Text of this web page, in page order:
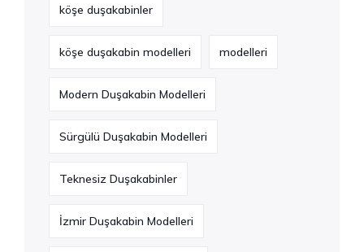
köşe duşakabinler
köşe duşakabin modelleri modelleri
Modern Duşakabin Modelleri
Sürgülü Duşakabin Modelleri
Teknesiz Duşakabinler
İzmir Duşakabin Modelleri